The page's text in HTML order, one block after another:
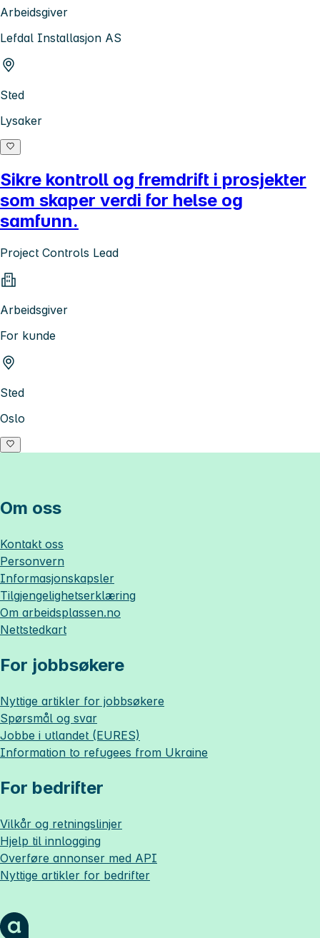
Arbeidsgiver
Lefdal Installasjon AS
Sted
Lysaker
Sikre kontroll og fremdrift i prosjekter
som skaper verdi for helse og
samfunn.
Project Controls Lead
Arbeidsgiver
For kunde
Sted
Oslo
Om oss
Kontakt oss
Personvern
Informasjonskapsler
Tilgjengelighetserklæring
Om arbeidsplassen.no
Nettstedkart
For jobbsøkere
Nyttige artikler for jobbsøkere
Spørsmål og svar
Jobbe i utlandet (EURES)
Information to refugees from Ukraine
For bedrifter
Vilkår og retningslinjer
Hjelp til innlogging
Overføre annonser med API
Nyttige artikler for bedrifter